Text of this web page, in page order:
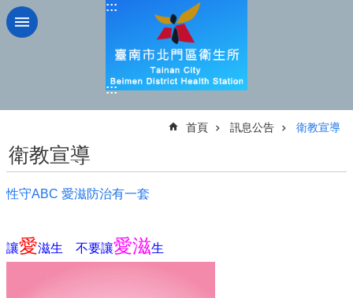
跳到主要內容區塊
:::
:::
首頁 訊息公告 衛教宣導
衛教宣導
性守ABC 愛滋防治有一套
讓愛滋生 不要讓愛滋生